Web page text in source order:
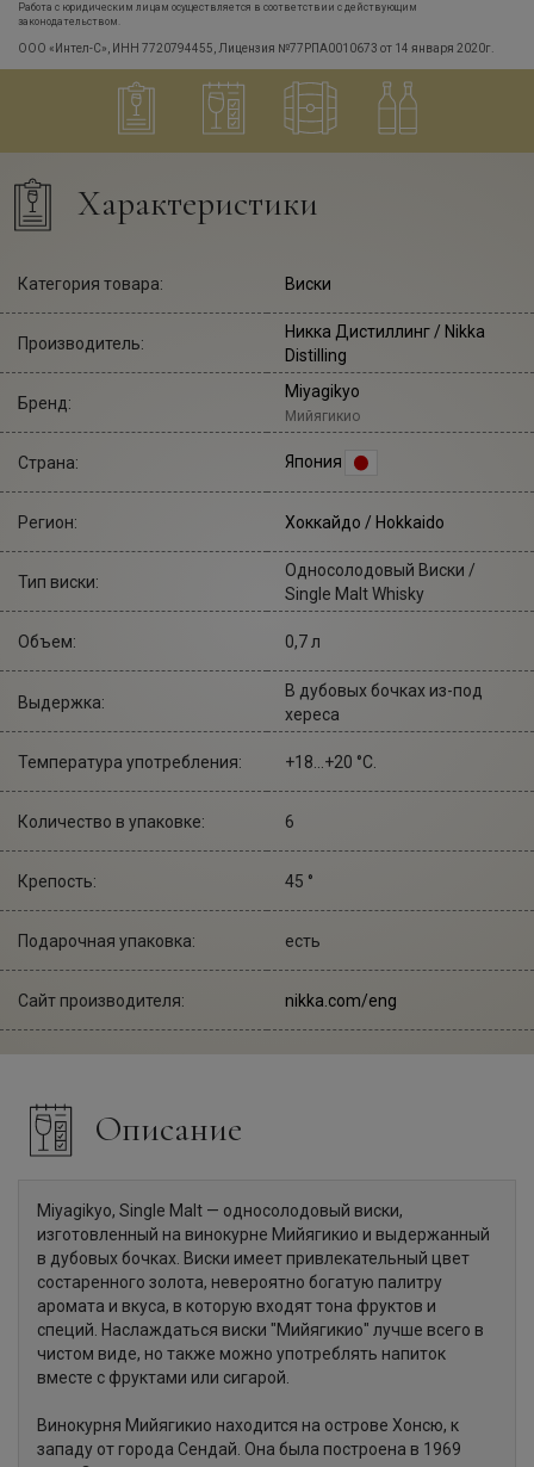
Работа с юридическим лицам осуществляется в соответствии с действующим
законодательством.
ООО «Интел-С», ИНН 7720794455, Лицензия №77РПА0010673 от 14 января 2020г.
Характеристики
Категория товара: Виски
Производитель:
Никка Дистиллинг / Nikka
Distilling
Бренд:
Miyagikyo
Мийягикио
Страна: Япония
Регион: Хоккайдо / Hokkaido
Тип виски:
Односолодовый Виски /
Single Malt Whisky
Объем: 0,7 л
Выдержка:
В дубовых бочках из-под
хереса
Температура употребления: +18...+20 °С.
Количество в упаковке: 6
Крепость: 45 °
Подарочная упаковка: есть
Сайт производителя: nikka.com/eng
Описание
Miyagikyo, Single Malt — односолодовый виски,
изготовленный на винокурне Мийягикио и выдержанный
в дубовых бочках. Виски имеет привлекательный цвет
состаренного золота, невероятно богатую палитру
аромата и вкуса, в которую входят тона фруктов и
специй. Наслаждаться виски "Мийягикио" лучше всего в
чистом виде, но также можно употреблять напиток
вместе с фруктами или сигарой.
Винокурня Мийягикио находится на острове Хонсю, к
западу от города Сендай. Она была построена в 1969